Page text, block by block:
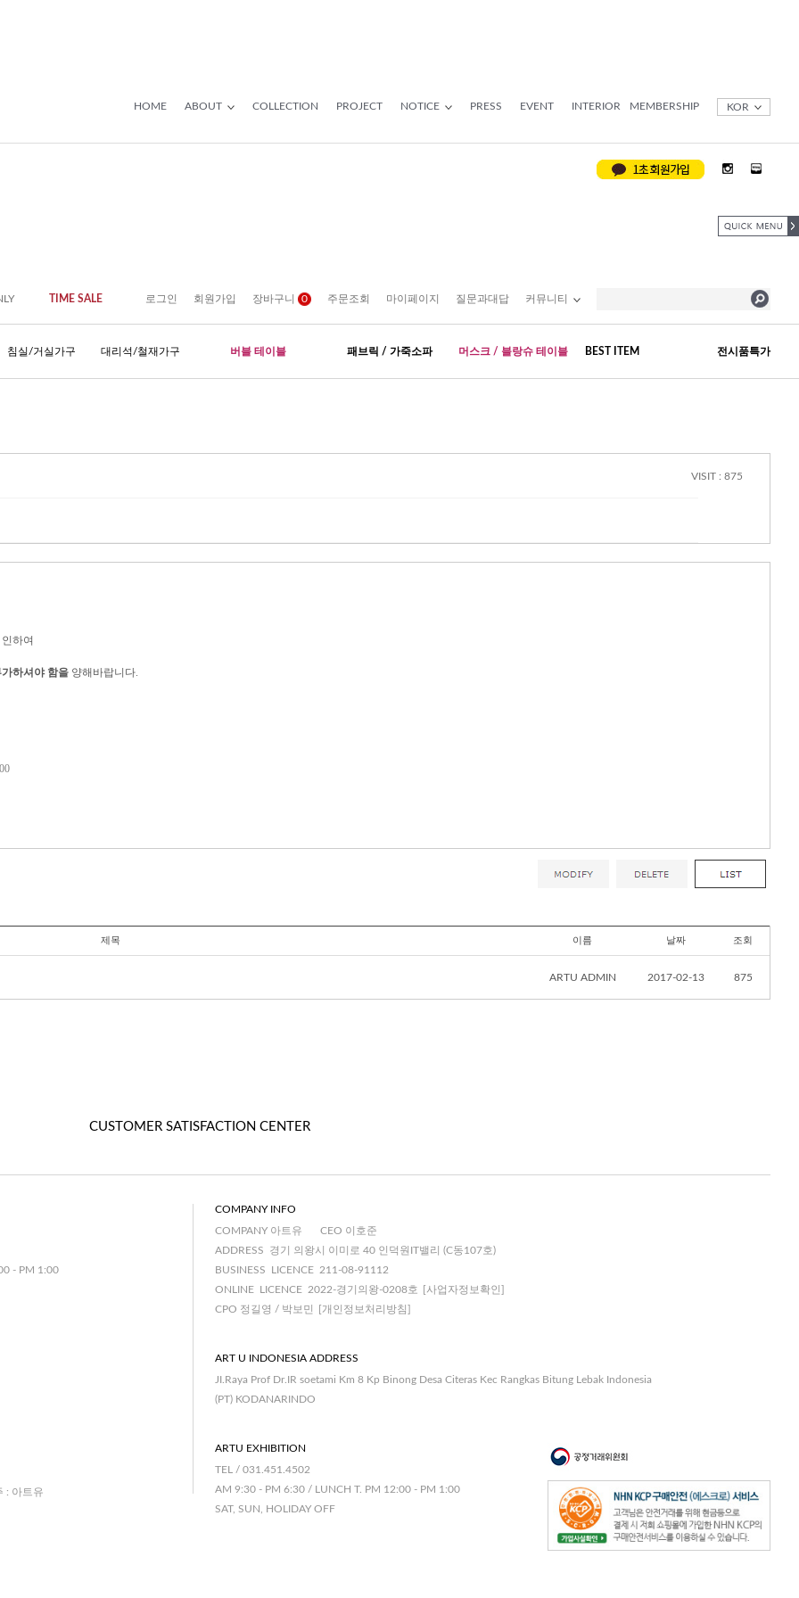
HOME ABOUT COLLECTION PROJECT NOTICE PRESS EVENT INTERIOR MEMBERSHIP KOR
TIME SALE 로그인 회원가입 장바구니 0 주문조회 마이페이지 질문과대답 커뮤니티
침실/거실가구 대리석/철재가구 버블 테이블 패브릭 / 가죽소파 머스크 / 블랑슈 테이블 BEST ITEM 전시품특가
VISIT : 875
인하여
하셔야 함을 양해바랍니다.
제목 이름 날짜 조회
ARTU ADMIN 2017-02-13 875
CUSTOMER SATISFACTION CENTER
- PM 1:00
: 아트유
COMPANY INFO
COMPANY 아트유
CEO 이호준
ADDRESS 경기 의왕시 이미로 40 인덕원IT밸리 (C동107호)
BUSINESS LICENCE 211-08-91112
ONLINE LICENCE 2022-경기의왕-0208호
[사업자정보확인]
CPO 정길영 / 박보민
[개인정보처리방침]
ART U INDONESIA ADDRESS
JI.Raya Prof Dr.IR soetami Km 8 Kp Binong Desa Citeras Kec Rangkas Bitung Lebak Indonesia
(PT) KODANARINDO
ARTU EXHIBITION
TEL / 031.451.4502
AM 9:30 - PM 6:30 / LUNCH T. PM 12:00 - PM 1:00
SAT, SUN, HOLIDAY OFF